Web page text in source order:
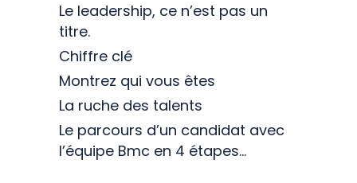
Le leadership, ce n’est pas un
titre.
Chiffre clé
Montrez qui vous êtes
La ruche des talents
Le parcours d’un candidat avec
l’équipe Bmc en 4 étapes…